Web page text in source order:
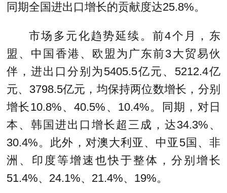
同期全国进出口增长的贡献度达25.8%。
市场多元化趋势延续。前4个月，东
盟、中国香港、欧盟为广东前3大贸易伙
伴，进出口分别为5405.5亿元、5212.4亿
元、3798.5亿元，均保持两位数增长，分别
增长10.8%、40.5%、10.4%。同期，对日
本、韩国进出口增长超三成，达34.3%、
30.4%。此外，对澳大利亚、中亚5国、非
洲、印度等增速也快于整体，分别增长
51.4%、24.1%、21.4%、19%。